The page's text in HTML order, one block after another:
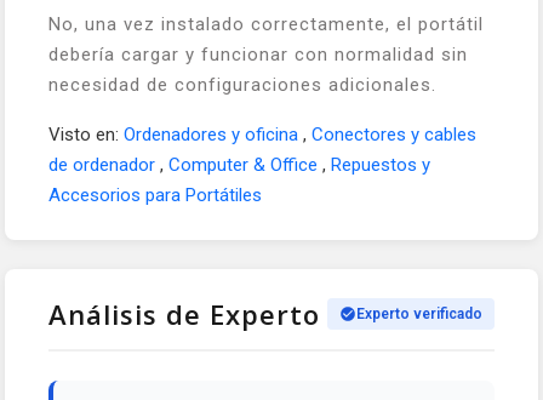
No, una vez instalado correctamente, el portátil
debería cargar y funcionar con normalidad sin
necesidad de configuraciones adicionales.
Visto en: Ordenadores y oficina , Conectores y cables
de ordenador , Computer & Office , Repuestos y
Accesorios para Portátiles
Análisis de Experto Experto verificado